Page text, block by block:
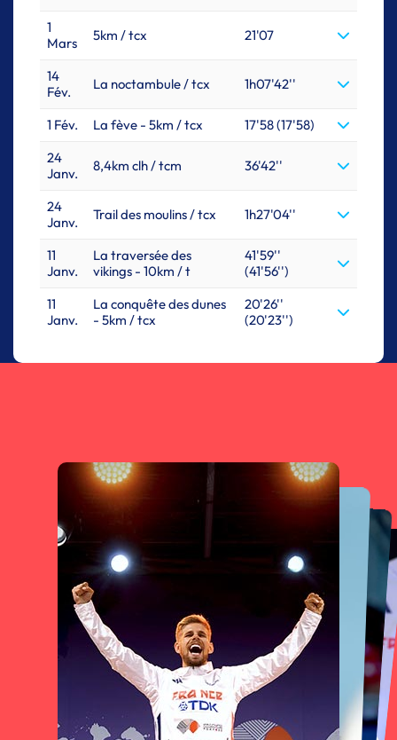
1
Mars
5km / tcx 21'07
14
Fév.
La noctambule / tcx 1h07'42''
1 Fév. La fève - 5km / tcx
17'58 (17'58)
24
Janv.
8,4km clh / tcm 36'42''
24
Janv.
Trail des moulins / tcx 1h27'04''
11
Janv.
La traversée des
vikings - 10km / t
41'59''
(41'56'')
11
Janv.
La conquête des dunes
- 5km / tcx
20'26''
(20'23'')